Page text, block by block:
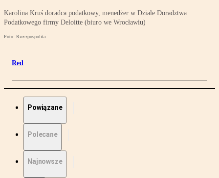
Karolina Kruś doradca podatkowy, menedżer w Dziale Doradztwa
Podatkowego firmy Deloitte (biuro we Wrocławiu)
Foto: Rzeczpospolita
Red
Powiązane
Polecane
Najnowsze